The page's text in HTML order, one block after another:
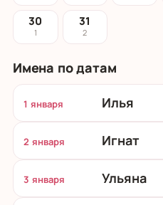
30
1
31
2
Имена по датам
1 января Илья
2 января Игнат
3 января Ульяна